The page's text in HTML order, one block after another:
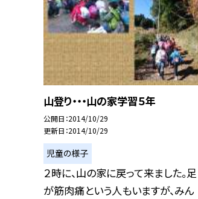
山登り・・・山の家学習５年
公開日 2014/10/29
更新日 2014/10/29
児童の様子
２時に、山の家に戻って来ました。足
が筋肉痛という人もいますが、みん